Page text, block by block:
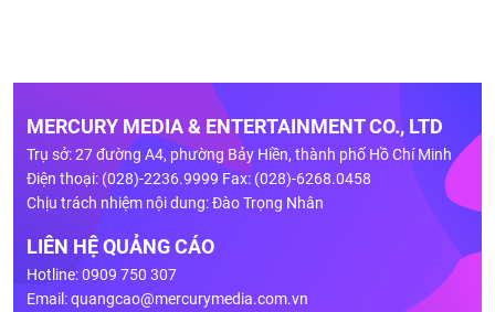
MERCURY MEDIA & ENTERTAINMENT CO., LTD
Trụ sở: 27 đường A4, phường Bảy Hiền, thành phố Hồ Chí Minh
Điện thoại: (028)-2236.9999 Fax: (028)-6268.0458
Chịu trách nhiệm nội dung: Đào Trọng Nhân
LIÊN HỆ QUẢNG CÁO
Hotline: 0909 750 307
Email:quangcao@mercurymedia.com.vn